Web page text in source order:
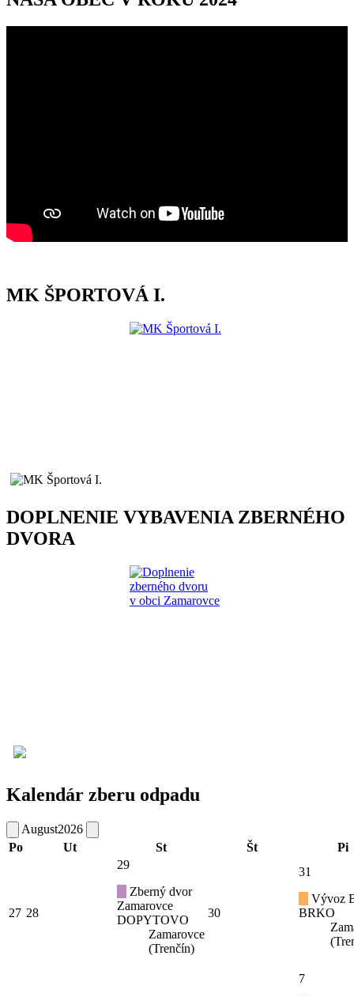
MK ŠPORTOVÁ I.
DOPLNENIE VYBAVENIA ZBERNÉHO
DVORA
Kalendár zberu odpadu
August2026
Po
Ut St Št Pi
27 28
29
Zberný dvor
Zamarovce
DOPYTOVO
Zamarovce
(Trenčín)
30
31
Vývoz
BRKO
7